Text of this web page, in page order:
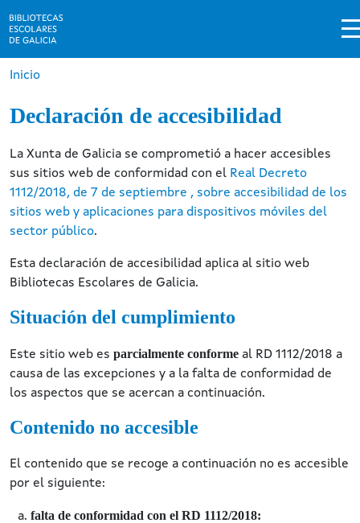
Ruta de navegación
Inicio
Declaración de accesibilidad
La Xunta de Galicia se comprometió a hacer accesibles
sus sitios web de conformidad con el Real Decreto
1112/2018, de 7 de septiembre , sobre accesibilidad de los
sitios web y aplicaciones para dispositivos móviles del
sector público.
Esta declaración de accesibilidad aplica al sitio web
Bibliotecas Escolares de Galicia.
Situación del cumplimiento
Este sitio web es parcialmente conforme al RD 1112/2018 a
causa de las excepciones y a la falta de conformidad de
los aspectos que se acercan a continuación.
Contenido no accesible
El contenido que se recoge a continuación no es accesible
por el siguiente:
falta de conformidad con el RD 1112/2018: